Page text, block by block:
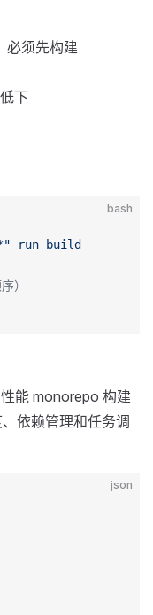
必须先构建
下
bash
run build
）
能 monorepo 构建
依赖管理和任务调
json